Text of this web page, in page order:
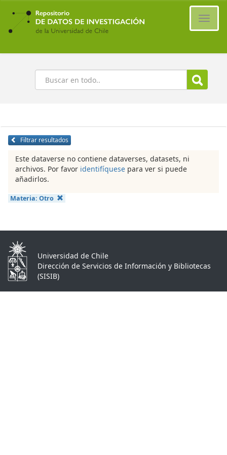
Ir
contenido
principal
Buscar
Filtrar resultados
Este dataverse no contiene dataverses, datasets, ni
archivos. Por favor identifíquese para ver si puede
añadirlos.
Materia: Otro
Universidad de Chile
Dirección de Servicios de Información y Bibliotecas
(SISIB)